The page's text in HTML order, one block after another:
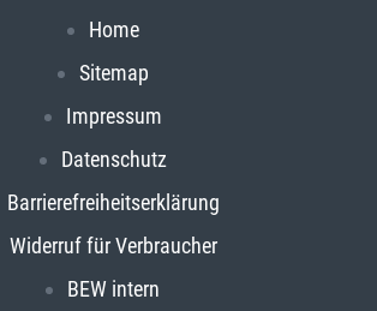
Home
Sitemap
Impressum
Datenschutz
Barrierefreiheitserklärung
Widerruf für Verbraucher
BEW intern